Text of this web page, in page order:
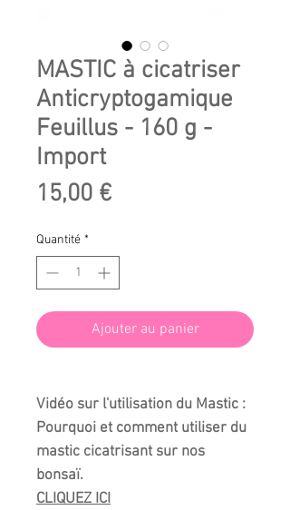
MASTIC à cicatriser
Anticryptogamique
Feuillus - 160 g -
Import
15,00 €Prix
Quantité *
Ajouter au panier
Vidéo sur l'utilisation du Mastic :
Pourquoi et comment utiliser du
mastic cicatrisant sur nos
bonsaï.
CLIQUEZ ICI